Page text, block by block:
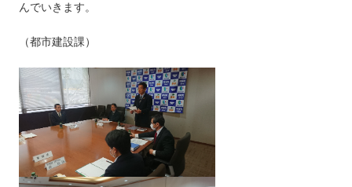
んでいきます。
（都市建設課）